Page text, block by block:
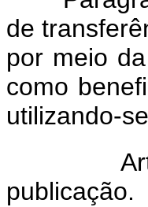
de
por meio
como
utilizando-
Art.
publicação.